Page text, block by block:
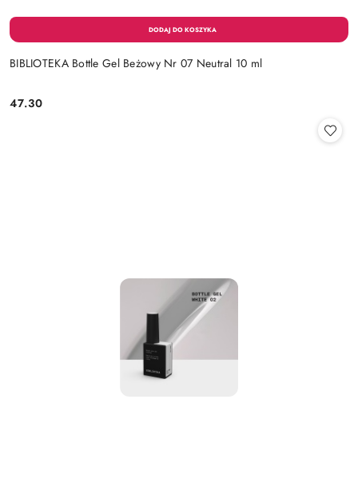
BIBLIOTEKA Bottle Gel Beżowy Nr 07 Neutral 10 ml
Cena:
47.30